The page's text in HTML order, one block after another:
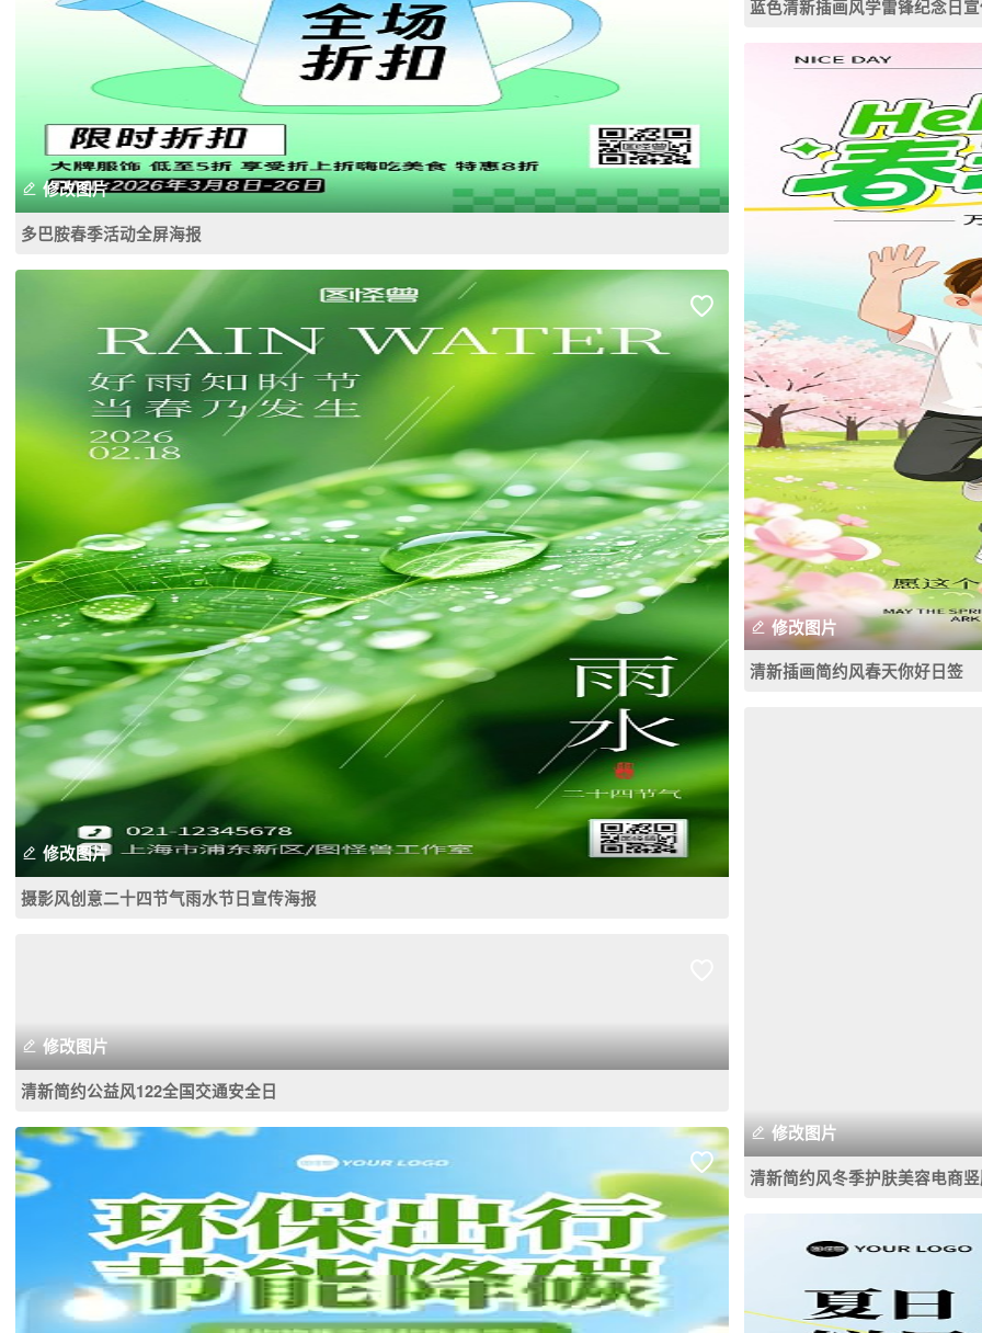
修改图片
多巴胺春季活动全屏海报
修改图片
摄影风创意二十四节气雨水节日宣传海报
修改图片
清新简约公益风122全国交通安全日
蓝色清新插画风学雷锋纪念日
修改图片
清新插画简约风春天你好日签
修改图片
清新简约风冬季护肤美容电商